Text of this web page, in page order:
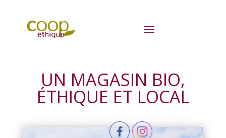
UN MAGASIN BIO,
ÉTHIQUE ET LOCAL